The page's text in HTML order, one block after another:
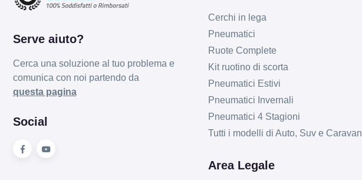
Serve aiuto?
Cerca una soluzione al tuo problema e
comunica con noi partendo da
questa pagina
Social
Cerchi in lega
Pneumatici
Ruote Complete
Kit ruotino di scorta
Pneumatici Estivi
Pneumatici Invernali
Pneumatici 4 Stagioni
Tutti i modelli di Auto, Suv e Caravan
Area Legale